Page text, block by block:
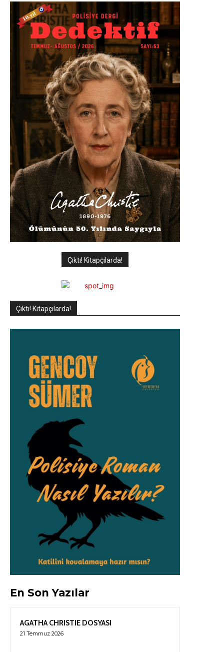
Çıktı! Kitapçılarda!
Çıktı! Kitapçılarda!
En Son Yazılar
AGATHA CHRISTIE DOSYASI
21 Temmuz 2026